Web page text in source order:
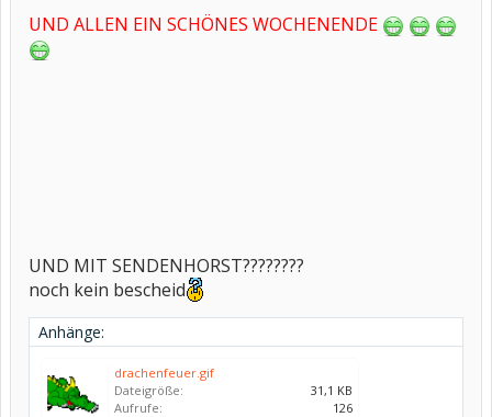
UND ALLEN EIN SCHÖNES WOCHENENDE
UND MIT SENDENHORST????????
noch kein bescheid
Anhänge:
drachenfeuer.gif
Dateigröße:
31,1 KB
Aufrufe:
126